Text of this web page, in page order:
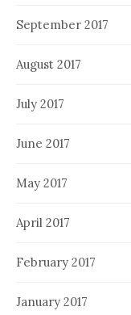
September 2017
August 2017
July 2017
June 2017
May 2017
April 2017
February 2017
January 2017